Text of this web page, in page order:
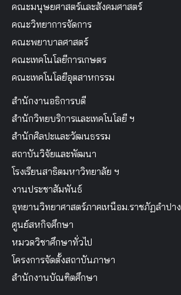
คณะมนุษยศาสตร์และสังคมศาสตร์
คณะวิทยาการจัดการ
คณะพยาบาลศาสตร์
คณะเทคโนโลยีการเกษตร
คณะเทคโนโลยีอุตสาหกรรม
สำนักงานอธิการบดี
สำนักวิทยบริการและเทคโนโลยี ฯ
สำนักศิลปะและวัฒนธรรม
สถาบันวิจัยและพัฒนา
โรงเรียนสาธิตมหาวิทยาลัย ฯ
งานประชาสัมพันธ์
อุทยานวิทยาศาสตร์ภาคเหนือม.ราชภัฏลำปาง
ศูนย์สหกิจศึกษา
หมวดวิชาศึกษาทั่วไป
โครงการจัดตั้งสถาบันภาษา
สำนักงานบัณฑิตศึกษา